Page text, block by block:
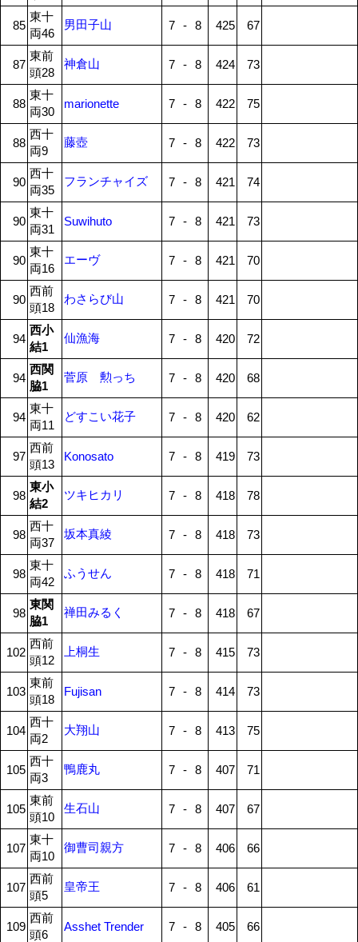
85
東十
両46
男田子山 7 - 8 425 67
87
東前
頭28
神倉山 7 - 8 424 73
88
東十
両30
marionette 7 - 8 422 75
88
西十
両9
藤壺 7 - 8 422 73
90
西十
両35
フランチャイズ 7 - 8 421 74
90
東十
両31
Suwihuto 7 - 8 421 73
90
東十
両16
エーヴ 7 - 8 421 70
90
西前
頭18
わさらび山 7 - 8 421 70
94
西小
結1
仙漁海 7 - 8 420 72
94
西関
脇1
菅原 勲っち 7 - 8 420 68
94
東十
両11
どすこい花子 7 - 8 420 62
97
西前
頭13
Konosato 7 - 8 419 73
98
東小
結2
ツキヒカリ 7 - 8 418 78
98
西十
両37
坂本真綾 7 - 8 418 73
98
東十
両42
ふうせん 7 - 8 418 71
98
東関
脇1
禅田みるく 7 - 8 418 67
102
西前
頭12
上桐生 7 - 8 415 73
103
東前
頭18
Fujisan 7 - 8 414 73
104
西十
両2
大翔山 7 - 8 413 75
105
西十
両3
鴨鹿丸 7 - 8 407 71
105
東前
頭10
生石山 7 - 8 407 67
107
東十
両10
御曹司親方 7 - 8 406 66
107
西前
頭5
皇帝王 7 - 8 406 61
109
西前
頭6
Asshet Trender 7 - 8 405 66